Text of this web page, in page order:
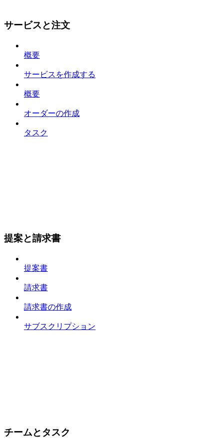
サービスと注文
概要
サービスを作成する
概要
オーダーの作成
タスク
提案と請求書
提案書
請求書
請求書の作成
サブスクリプション
チームとタスク